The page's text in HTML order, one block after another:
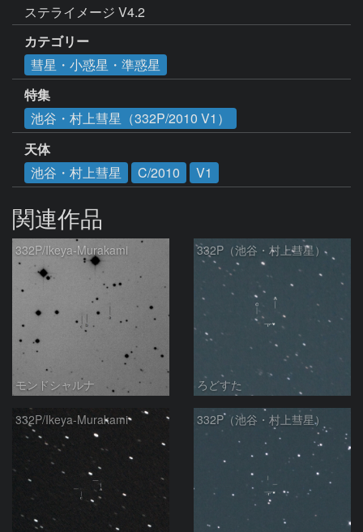
ステライメージ V4.2
カテゴリー
彗星・小惑星・準惑星
特集
池谷・村上彗星（332P/2010 V1）
天体
池谷・村上彗星
C/2010 V1
関連作品
332P/Ikeya-Murakami
モンドシャルナ
332P（池谷・村上彗星）
ろどすた
332P/Ikeya-Murakami 332P（池谷・村上彗星）